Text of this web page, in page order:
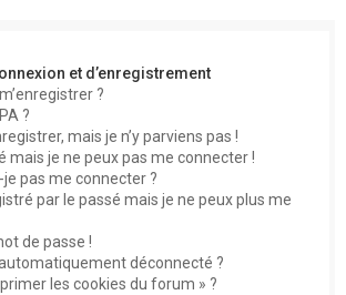
et d’enregistrement
?
?
mais je n’y parviens pas !
mais je ne peux pas me connecter !
pas me connecter ?
par le passé mais je ne peux plus me
de passe !
déconnecté ?
les cookies du forum » ?